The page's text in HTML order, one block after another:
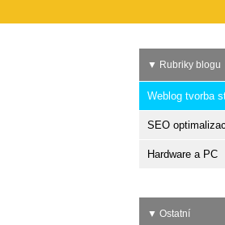
▼ Rubriky blogu
Weblog tvorba
SEO
Hardware a PC
▼ Ostatní